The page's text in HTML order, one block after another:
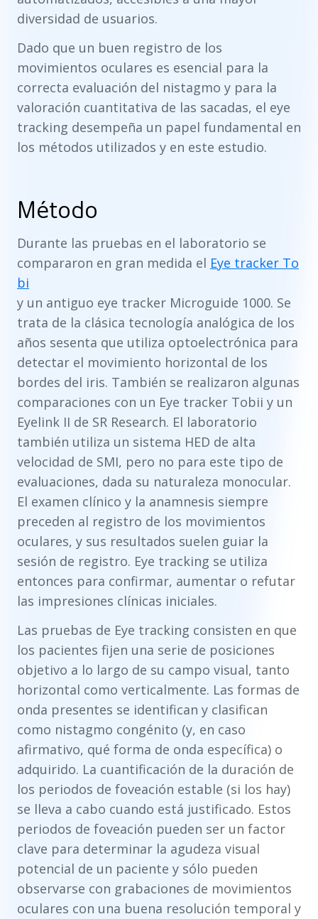
diversidad de usuarios.
Dado que un buen registro de los
movimientos oculares es esencial para la
correcta evaluación del nistagmo y para la
valoración cuantitativa de las sacadas, el eye
tracking desempeña un papel fundamental en
los métodos utilizados y en este estudio.
Método
Durante las pruebas en el laboratorio se
compararon en gran medida el Eye tracker To
bi
y un antiguo eye tracker Microguide 1000. Se
trata de la clásica tecnología analógica de los
años sesenta que utiliza optoelectrónica para
detectar el movimiento horizontal de los
bordes del iris. También se realizaron algunas
comparaciones con un Eye tracker Tobii y un
Eyelink II de SR Research. El laboratorio
también utiliza un sistema HED de alta
velocidad de SMI, pero no para este tipo de
evaluaciones, dada su naturaleza monocular.
El examen clínico y la anamnesis siempre
preceden al registro de los movimientos
oculares, y sus resultados suelen guiar la
sesión de registro. Eye tracking se utiliza
entonces para confirmar, aumentar o refutar
las impresiones clínicas iniciales.
Las pruebas de Eye tracking consisten en que
los pacientes fijen una serie de posiciones
objetivo a lo largo de su campo visual, tanto
horizontal como verticalmente. Las formas de
onda presentes se identifican y clasifican
como nistagmo congénito (y, en caso
afirmativo, qué forma de onda específica) o
adquirido. La cuantificación de la duración de
los periodos de foveación estable (si los hay)
se lleva a cabo cuando está justificado. Estos
periodos de foveación pueden ser un factor
clave para determinar la agudeza visual
potencial de un paciente y sólo pueden
observarse con grabaciones de movimientos
oculares con una buena resolución temporal y